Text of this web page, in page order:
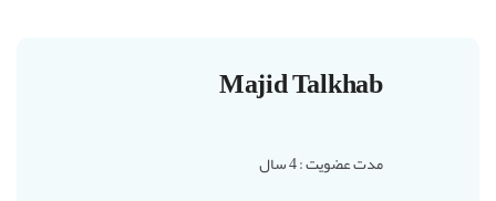
Majid Talkhab
مدت عضویت : 4 سال